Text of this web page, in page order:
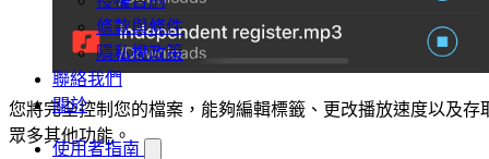
條款與條件
隱私權政策
聯絡我們
關於
使用者指南
您將完全控制您的檔案，能夠編輯標籤、更改播放速度以及存
眾多其他功能。